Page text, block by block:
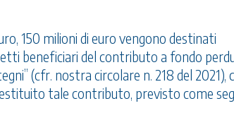
150 milioni di euro vengono destinati
beneficiari del contributo a fondo
(cfr. nostra circolare n. 218 del 2021),
tale contributo, previsto come